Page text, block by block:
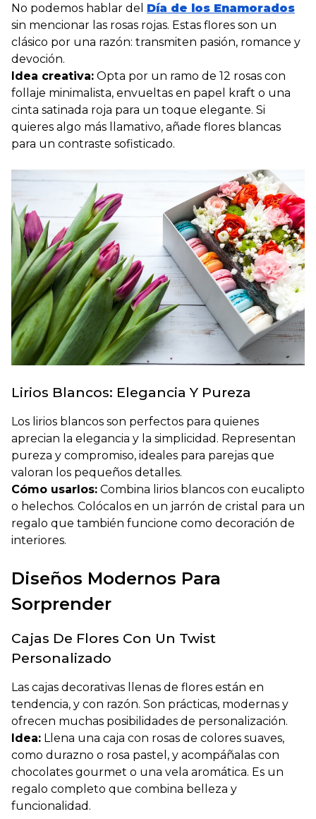
No podemos hablar del Día de los Enamorados
sin mencionar las rosas rojas. Estas flores son un
clásico por una razón: transmiten pasión, romance y
devoción.
Idea creativa: Opta por un ramo de 12 rosas con
follaje minimalista, envueltas en papel kraft o una
cinta satinada roja para un toque elegante. Si
quieres algo más llamativo, añade flores blancas
para un contraste sofisticado.
Lirios Blancos: Elegancia Y Pureza
Los lirios blancos son perfectos para quienes
aprecian la elegancia y la simplicidad. Representan
pureza y compromiso, ideales para parejas que
valoran los pequeños detalles.
Cómo usarlos: Combina lirios blancos con eucalipto
o helechos. Colócalos en un jarrón de cristal para un
regalo que también funcione como decoración de
interiores.
Diseños Modernos Para
Sorprender
Cajas De Flores Con Un Twist
Personalizado
Las cajas decorativas llenas de flores están en
tendencia, y con razón. Son prácticas, modernas y
ofrecen muchas posibilidades de personalización.
Idea: Llena una caja con rosas de colores suaves,
como durazno o rosa pastel, y acompáñalas con
chocolates gourmet o una vela aromática. Es un
regalo completo que combina belleza y
funcionalidad.